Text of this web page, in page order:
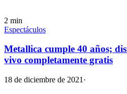
2 min
Espectáculos
Metallica cumple 40 años;
vivo completamente gratis
18 de diciembre de 2021 ·